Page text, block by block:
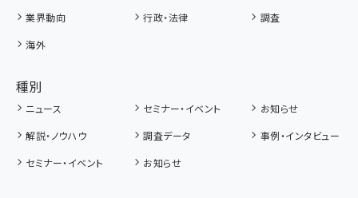
業界動向
行政・法律
調査
海外
種別
ニュース セミナー・イベント
お知らせ
解説・ノウハウ
調査データ
事例・インタビュー
セミナー・イベント
お知らせ